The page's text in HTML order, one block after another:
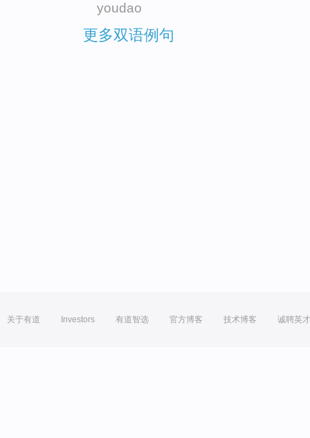
youdao
更多双语例句
关于有道 Investors 有道智选 官方博客 技术博客 诚聘英才